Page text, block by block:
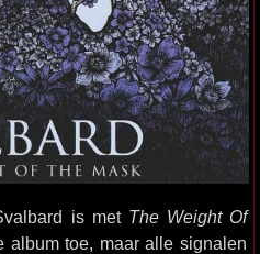
is met The Weight Of
toe, maar alle signalen